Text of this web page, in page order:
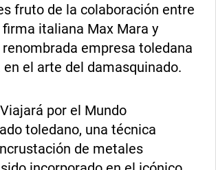
fruto de la colaboración entre
firma italiana Max Mara y
empresa toledana
el arte del damasquinado.
por el Mundo
toledano, una técnica
de metales